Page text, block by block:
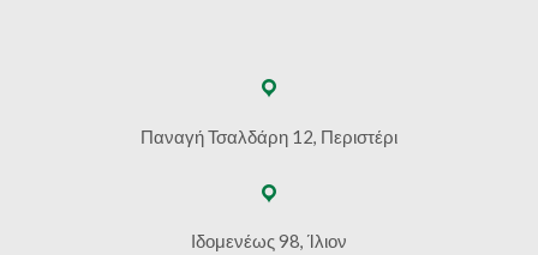
Παναγή Τσαλδάρη 12, Περιστέρι
Ιδομενέως 98, Ίλιον